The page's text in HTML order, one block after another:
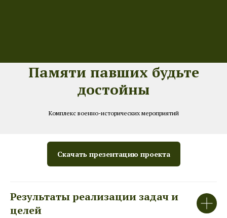
Памяти павших будьте
достойны
Комплекс военно-исторических мероприятий
Скачать презентацию проекта
Результаты реализации задач и
целей